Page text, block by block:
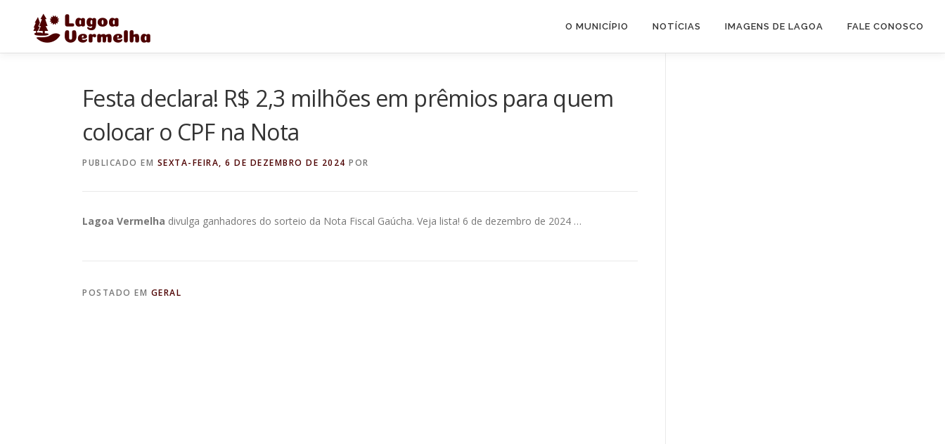
conteúdo
O MUNICÍPIO NOTÍCIAS IMAGENS DE LAGOA FALE CONOSCO
Festa declara! R$ 2,3 milhões em prêmios para quem
colocar o CPF na Nota
PUBLICADO EM SEXTA-FEIRA, 6 DE DEZEMBRO DE 2024 POR
Lagoa Vermelha divulga ganhadores do sorteio da Nota Fiscal Gaúcha. Veja lista! 6 de dezembro de 2024 …
POSTADO EM GERAL